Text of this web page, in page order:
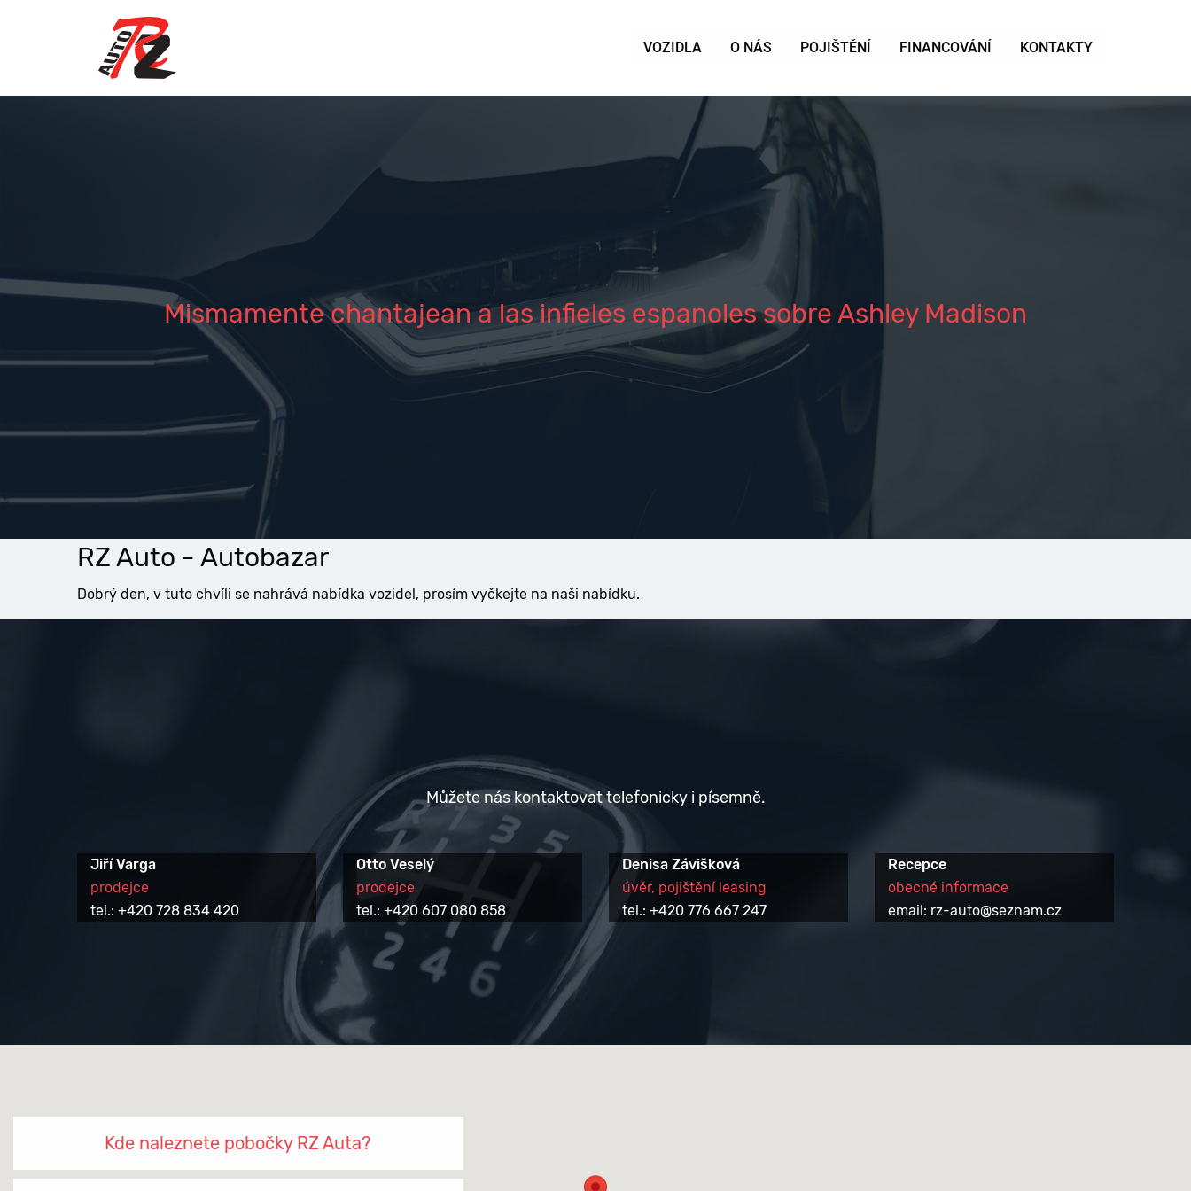
VOZIDLA O NÁS POJIŠTĚNÍ FINANCOVÁNÍ KONTAKTY
Mismamente chantajean a las infieles espanoles sobre Ashley Madison
RZ Auto - Autobazar
Dobrý den, v tuto chvíli se nahrává nabídka vozidel, prosím vyčkejte na naši nabídku.
Můžete nás kontaktovat telefonicky i písemně.
Jiří Varga
prodejce
tel.: +420 728 834 420
Otto Veselý
prodejce
tel.: +420 607 080 858
Denisa Závišková
úvěr, pojištění leasing
tel.: +420 776 667 247
Recepce
obecné informace
email: rz-auto@seznam.cz
Kde naleznete pobočky RZ Auta?